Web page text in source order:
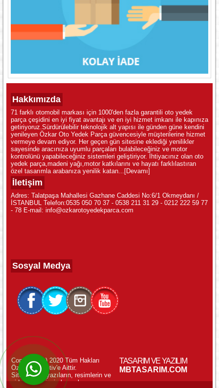
WhatsApp ile Online Destek!
Hakkımızda
71 farklı otomobil markası için 1000'den fazla garantili oto yedek
parça çeşidini en iyi fiyat avantajı ve en iyi hizmet imkanı ile kapınıza
getiriyoruz.Sürdürülebilir teknolojik alt yapısı ile günden güne kendini
yenileyen Özkar Oto Yedek Parça güvencesiyle müşterilerine hizmet
vermeye devam ediyor. Her geçen gün sitesine eklediği yenilikler
sayesinde aracınıza uyumlu parçaları bulabileceğiniz ve motor
kontrolünü yapabileceğiniz sistemleri geliştiriyor. İhtiyacınız olan oto
yedek parça,madeni yağı,motor katkılarını ve hayatı farklılastıran
özel tasarımla arabanıza yenilik katan... [Devamı]
İletişim
Adres: Talatpaşa Mahallesi Gazhane Caddesi No:6/1 Okmeydanı /
İSTANBUL Telefon:0535 050 70 37 - 0538 211 31 29 - 0212 222 59 77
- 78 E-mail: info@ozkarotoyedekparca.com
Sosyal Medya
Copyright (c) 2020 Tüm Hakları
Özkar Otomotiv'e Aittir.
Sitemizdeki yazıların, resimlerin ve
videoların izinsiz kopyalanması
TASARIM VE YAZILIM
MBTASARIM.COM